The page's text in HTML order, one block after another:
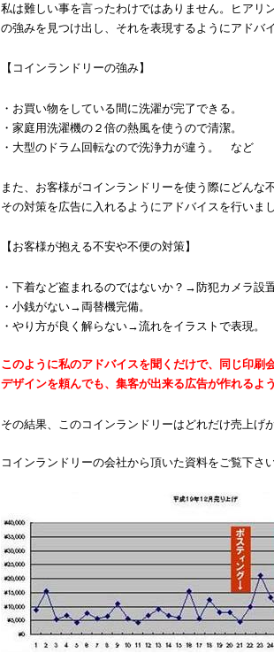
私は難しい事を言ったわけではありません。ヒアリ
の強みを見つけ出し、それを表現するようにアドバ
【コインランドリーの強み】
・お買い物をしている間に洗濯が完了できる。
・家庭用洗濯機の２倍の熱風を使うので清潔。
・大型のドラム回転なので洗浄力が違う。 など
また、お客様がコインランドリーを使う際にどんな
その対策を広告に入れるようにアドバイスを行いまし
【お客様が抱える不安や不便の対策】
・下着など盗まれるのではないか？→防犯カメラ設置
・小銭がない→両替機完備。
・やり方が良く解らない→流れをイラストで表現。
このように私のアドバイスを聞くだけで、同じ印刷
デザインを頼んでも、集客が出来る広告が作れるよ
その結果、このコインランドリーはどれだけ売上げ
コインランドリーの会社から頂いた資料をご覧下さい